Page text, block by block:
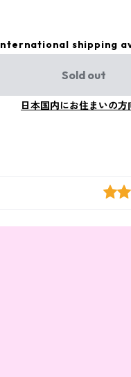
shipping
Sold out
日本国内にお住まいの方